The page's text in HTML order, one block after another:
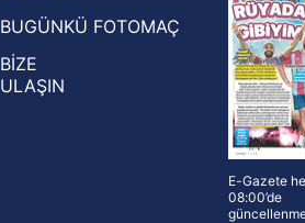
BUGÜNKÜ FOTOMAÇ
BİZE
ULAŞIN
E-Gazete
08:00’de